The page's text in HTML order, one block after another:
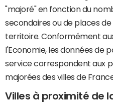
"majoré" en fonction du
secondaires ou de places
territoire. Conformément
l'Economie, les données de
service correspondent aux
majorées des villes de
Villes à proximité de